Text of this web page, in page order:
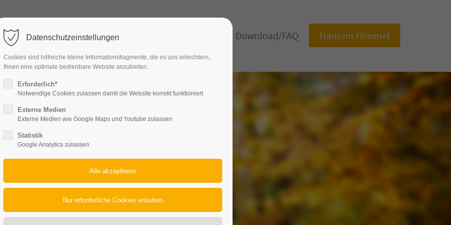
dolor sit amet:
/ 365days
support for our customers
8:00am - 5:00pm
Cybersteel Inc.
376-293 City Road, Suite 600
+44 1234 567 890
About us
Aenean commodo ligula eget dolor.
Aenean massa. Cum sociis natoque
penatibus et magnis dis parturient
montes, nascetur ridiculus mus. Donec
quam felis, ultricies nec.
Leistungen Bestattungsarten Download/FAQ Haus im Himmel
TRAUERBEGLEITUNG
Datenschutzeinstellungen
Cookies sind hilfreiche kleine Informationsfragmente, die es uns erleichtern,
Ihnen eine optimale bedienbare Website anzubieten.
Erforderlich*
Notwendige Cookies zulassen damit die Website korrekt funktioniert
Externe Medien
Externe Medien wie Google Maps und Youtube zulassen
Statistik
Google Analytics zulassen